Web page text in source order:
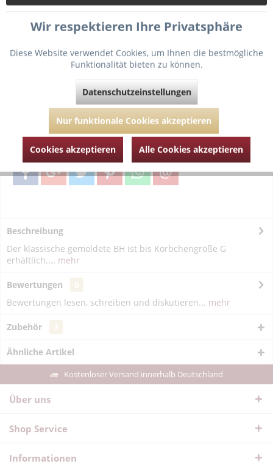
E
Merken Fragen zum Artikel?
Artikel-Nr.: EMP07196-MYSTIC-BLUE-70-D
Beschreibung
Der klassische gemoldete BH ist bis Körbchengröße G
erhältlich.... mehr
Bewertungen
Bewertungen lesen, schreiben und diskutieren... mehr
Zubehör
Ähnliche Artikel
Kostenloser Versand innerhalb Deutschland
Über uns
Shop Service
Informationen
Wir respektieren Ihre Privatsphäre
Diese Website verwendet Cookies, um Ihnen die bestmögliche
Funktionalität bieten zu können.
Datenschutzeinstellungen
Nur funktionale Cookies akzeptieren
Cookies akzeptieren Alle Cookies akzeptieren